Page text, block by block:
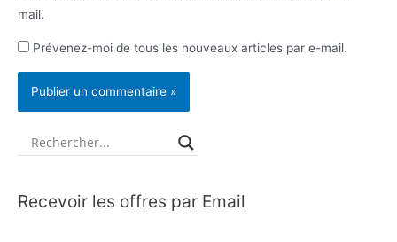
mail.
Prévenez-moi de tous les nouveaux articles par e-mail.
Recevoir les offres par Email